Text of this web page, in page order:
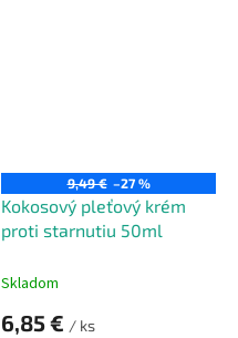
9,49 € –27 %
Kokosový pleťový krém
proti starnutiu 50ml
Skladom
6,85 € / ks